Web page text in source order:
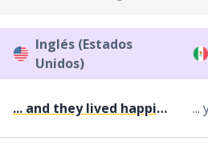
Inglés (Estados
Unidos)
... and they lived happily ever after